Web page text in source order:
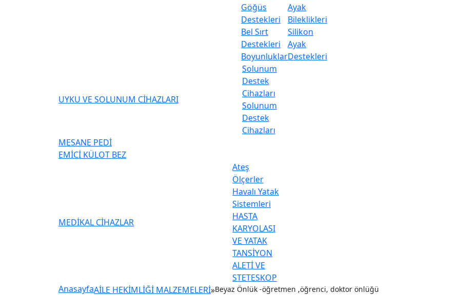
Göğüs
Destekleri
Bel Sırt
Destekleri
Boyunluklar
Ayak
Bileklikleri
Silikon
Ayak
Destekleri
UYKU VE SOLUNUM CİHAZLARI
Solunum
Destek
Cihazları
Solunum
Destek
Cihazları
MESANE PEDİ
EMİCİ KÜLOT BEZ
MEDİKAL CİHAZLAR
Ateş
Ölçerler
Havalı Yatak
Sistemleri
HASTA
KARYOLASI
VE YATAK
TANSİYON
ALETİ VE
STETESKOP
AnasayfaAİLE HEKİMLİĞİ MALZEMELERİ»Beyaz Önlük -öğretmen ,öğrenci, doktor önlüğü